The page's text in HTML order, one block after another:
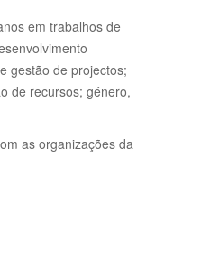
em trabalhos de
gestão de projectos;
de recursos; género,
as organizações da